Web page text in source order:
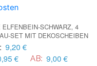
ELFENBEIN-SCHWARZ, 4
SET MIT DEKOSCHEIBEN
9,20 €
€ AB: 9,00 €